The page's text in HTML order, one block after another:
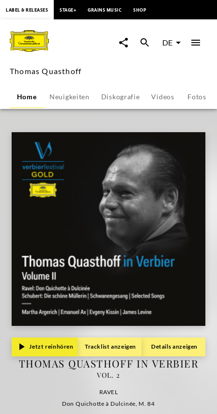
Thomas
Quasthoff
Übersicht
|
Deutsche
Grammophon
LABEL & RELEASES STAGE+ GRAINS MUSIC SHOP
DE
Thomas Quasthoff
Home Neuigkeiten Diskografie Videos Fotos
Jetzt reinhören Tracklist anzeigen Details anzeigen
THOMAS QUASTHOFF IN VERBIER
VOL. 2
RAVEL
Don Quichotte à Dulcinée, M. 84